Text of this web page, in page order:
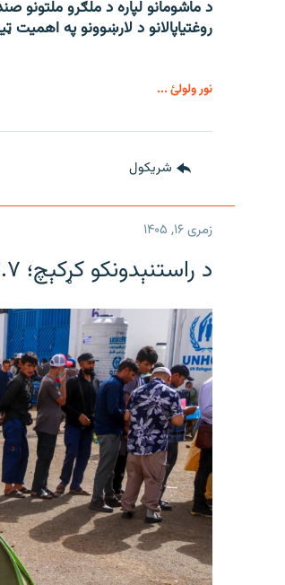
د ماشومانو لپاره د ملګرو ملتونو
روغتیاپالانو د لارښوونو په اهمیت
نور ولولئ ...
شريکول
زمری ۱۶, ۱۴۰۵
د راستنېدونکو کړکېچ؛ ۲.۷ میلیونه کسان بېړنیو بشري مرستو ته اړتیا لري